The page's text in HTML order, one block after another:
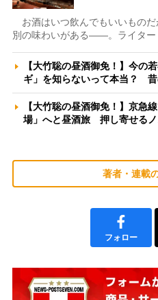
お酒はいつ飲んでもいいもの
別の味わいがある――。ライター
【大竹聡の昼酒御免！】今の
ギ」を知らないって本当？
【大竹聡の昼酒御免！】京急
場」へと昼酒旅 押し寄せる
著者・連載
フォロー